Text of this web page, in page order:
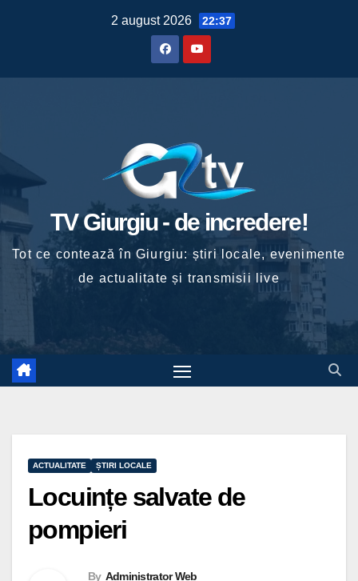
2 august 2026 22:37
TV Giurgiu - de incredere!
Tot ce contează în Giurgiu: știri locale, evenimente
de actualitate și transmisii live
ACTUALITATE ȘTIRI LOCALE
Locuințe salvate de
pompieri
By Administrator Web